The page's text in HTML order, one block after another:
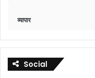
व्यापार
Social